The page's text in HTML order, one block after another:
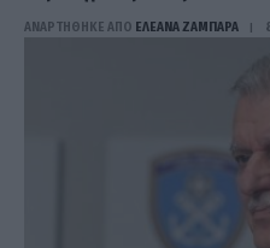
ΑΝΑΡΤΗΘΗΚΕ ΑΠΟ ΕΛΕΑΝΑ ΖΑΜΠΑΡΑ